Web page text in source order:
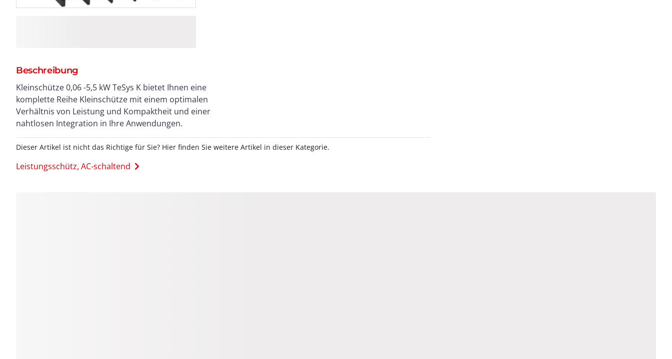
Beschreibung
Kleinschütze 0,06 -5,5 kW TeSys K bietet Ihnen eine
komplette Reihe Kleinschütze mit einem optimalen
Verhältnis von Leistung und Kompaktheit und einer
nahtlosen Integration in Ihre Anwendungen.
Dieser Artikel ist nicht das Richtige für Sie? Hier finden Sie weitere Artikel in dieser Kategorie.
Leistungsschütz, AC-schaltend